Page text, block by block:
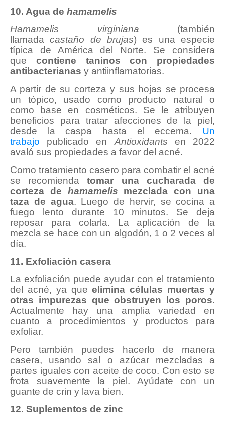
10. Agua de hamamelis
Hamamelis virginiana (también
llamadacastaño de brujas) es una especie
típica de América del Norte. Se considera
que contiene taninos con propiedades
antibacterianas y antiinflamatorias.
A partir de su corteza y sus hojas se procesa
un tópico, usado como producto natural o
como base en cosméticos. Se le atribuyen
beneficios para tratar afecciones de la piel,
desde la caspa hasta el eccema. Un
trabajo publicado enAntioxidants en 2022
avaló sus propiedades a favor del acné.
Como tratamiento casero para combatir el acné
se recomiendatomar una cucharada de
corteza de hamamelis mezclada con una
taza de agua. Luego de hervir, se cocina a
fuego lento durante 10 minutos. Se deja
reposar para colarla. La aplicación de la
mezcla se hace con un algodón, 1 o 2 veces al
día.
11. Exfoliación casera
La exfoliación puede ayudar con el tratamiento
del acné, ya queelimina células muertas y
otras impurezas que obstruyen los poros.
Actualmente hay una amplia variedad en
cuanto a procedimientos y productos para
exfoliar.
Pero también puedes hacerlo de manera
casera, usando sal o azúcar mezcladas a
partes iguales con aceite de coco. Con esto se
frota suavemente la piel. Ayúdate con un
guante de crin y lava bien.
12. Suplementos de zinc